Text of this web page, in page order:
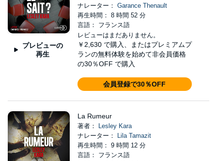
プレビューの
再生
ナレーター： Garance Thenault
再生時間： 8 時間 52 分
言語： フランス語
レビューはまだありません。
￥2,630 で購入、またはプレミアムプ
ランの無料体験を始めて非会員価格
の30％OFF で購入
会員登録で30％OFF
La Rumeur
著者：
Lesley Kara
ナレーター：
Lila Tamazit
再生時間： 9 時間 12 分
言語： フランス語